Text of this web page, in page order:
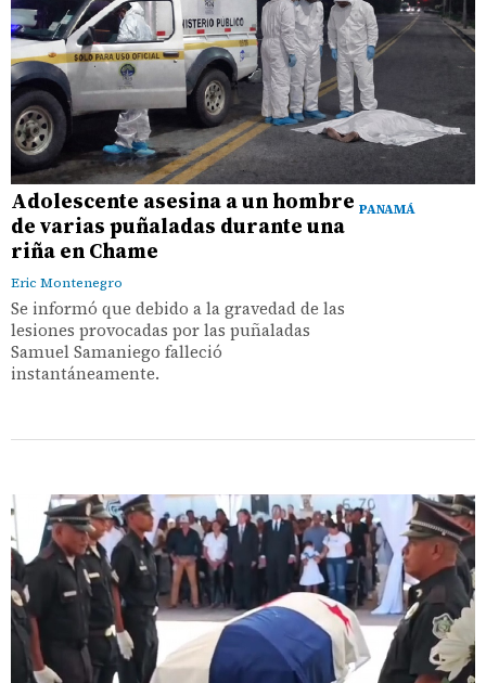
PANAMÁ
Adolescente asesina a un hombre
de varias puñaladas durante una
riña en Chame
Eric Montenegro
Se informó que debido a la gravedad de las
lesiones provocadas por las puñaladas
Samuel Samaniego falleció
instantáneamente.